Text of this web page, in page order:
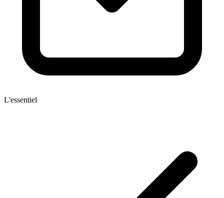
L'essentiel